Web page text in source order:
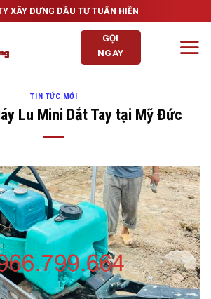
XÂY DỰNG ĐẦU TƯ TUẤN HIỀN
GỌI
NGAY
TIN TỨC MỚI
Lu Mini Dắt Tay tại Mỹ Đức